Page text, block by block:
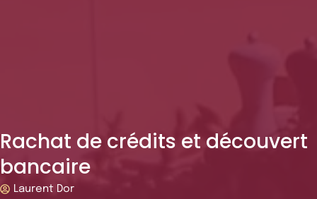
Rachat de crédits et découvert
bancaire
Laurent Dor